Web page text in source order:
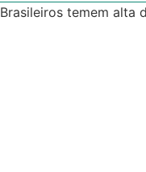
Brasileiros temem alta